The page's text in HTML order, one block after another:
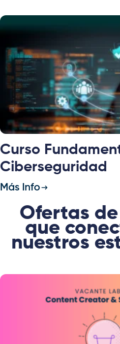
Curso
Ciberseguridad
Más Info
Ofertas
que
nuestros